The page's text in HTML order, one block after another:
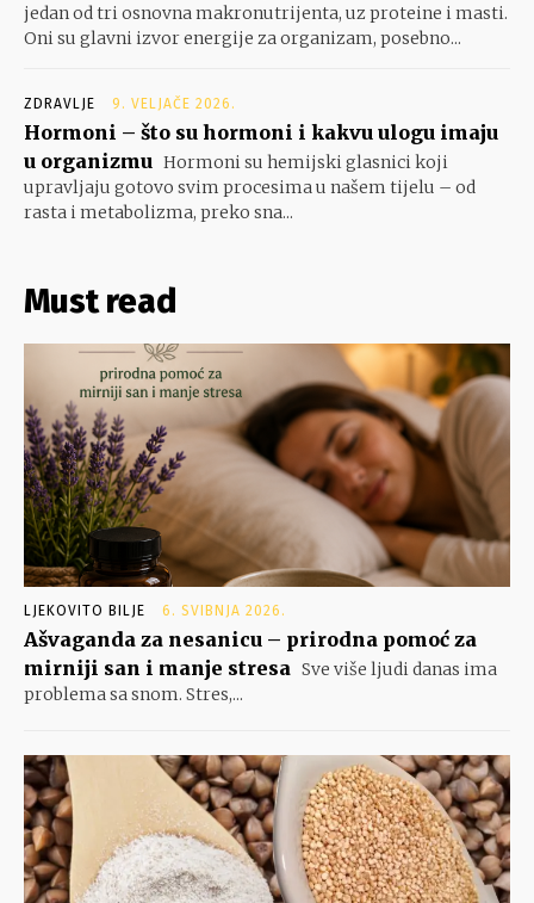
jedan od tri osnovna makronutrijenta, uz proteine i masti.
Oni su glavni izvor energije za organizam, posebno...
ZDRAVLJE 9. VELJAČE 2026.
Hormoni – što su hormoni i kakvu ulogu imaju
u organizmu Hormoni su hemijski glasnici koji
upravljaju gotovo svim procesima u našem tijelu – od
rasta i metabolizma, preko sna...
Must read
LJEKOVITO BILJE 6. SVIBNJA 2026.
Ašvaganda za nesanicu – prirodna pomoć za
mirniji san i manje stresa Sve više ljudi danas ima
problema sa snom. Stres,...